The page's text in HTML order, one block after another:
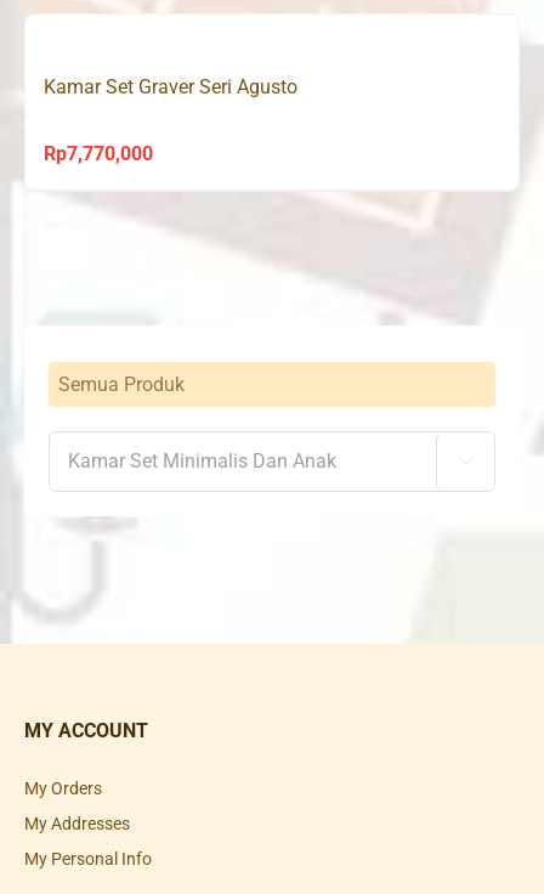
Kamar Set Graver Seri Agusto
Rp7,770,000
Semua Produk

MY ACCOUNT
My Orders
My Addresses
My Personal Info